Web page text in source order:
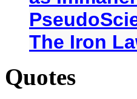
The Iron
Quotes